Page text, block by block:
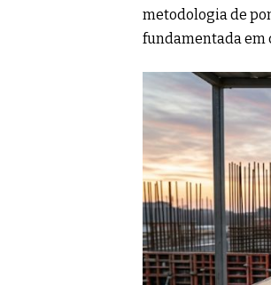
metodologia de
fundamentada em